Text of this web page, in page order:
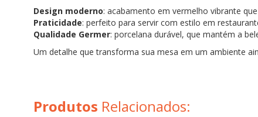
Design moderno: acabamento em vermelho vibrante
Praticidade: perfeito para servir com estilo em
Qualidade Germer: porcelana durável, que mantém a
Um detalhe que transforma sua mesa em um ambiente
Produtos Relacionados: